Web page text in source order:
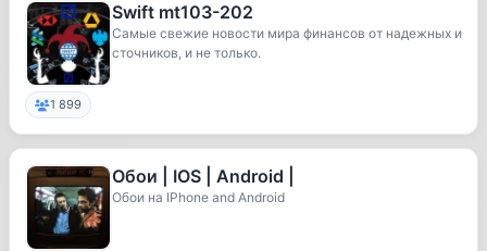
Swift mt103-202
Самые свежие новости мира финансов от надежных и
сточников, и не только.
1 899
Обои | IOS | Android |
Обои на IPhone and Android